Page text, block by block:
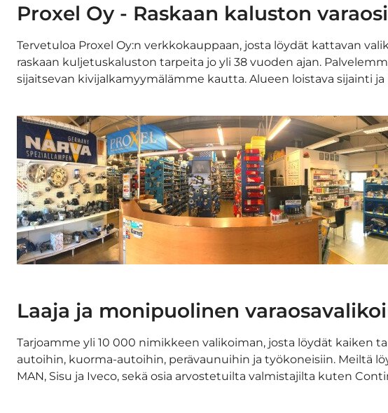
Proxel Oy - Raskaan kaluston
Tervetuloa Proxel Oy:n verkkokauppaan, josta löydät kattavan
raskaan kuljetuskaluston tarpeita jo yli 38 vuoden ajan.
sijaitsevan kivijalkamyymälämme kautta. Alueen loistava sijainti
Laaja ja monipuolinen
Tarjoamme yli 10 000 nimikkeen valikoiman, josta löydät kaiken
autoihin, kuorma-autoihin, perävaunuihin ja työkoneisiin. Meiltä
MAN, Sisu ja Iveco, sekä osia arvostetuilta valmistajilta kuten